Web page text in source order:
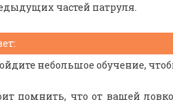
частей патруля.
небольшое обучение,
помнить, что от вашей